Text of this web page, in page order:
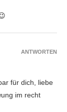
für dich, liebe
im recht
ANTWORTEN